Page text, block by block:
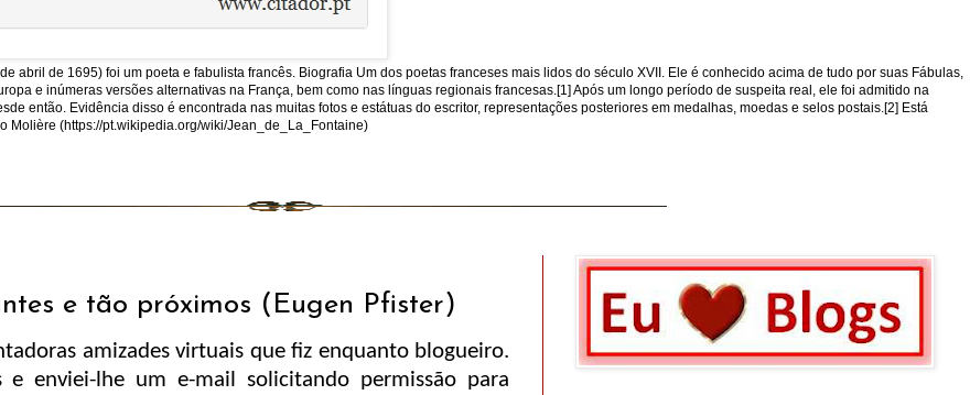
abril de 1695) foi um poeta e fabulista francês. Biografia Um dos poetas franceses mais lidos do século XVII. Ele é conhecido acima de tudo por suas Fábulas,
e inúmeras versões alternativas na França, bem como nas línguas regionais francesas.[1] Após um longo período de suspeita real, ele foi admitido na
então. Evidência disso é encontrada nas muitas fotos e estátuas do escritor, representações posteriores em medalhas, moedas e selos postais.[2] Está
Molière (https://pt.wikipedia.org/wiki/Jean_de_La_Fontaine)
e tão próximos (Eugen Pfister)
amizades virtuais que fiz enquanto blogueiro.
enviei-lhe um e-mail solicitando permissão para